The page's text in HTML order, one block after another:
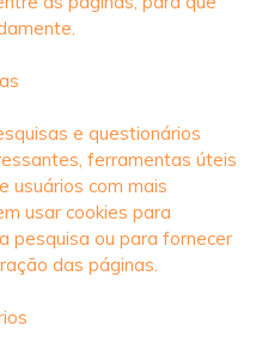
e questionários
ferramentas úteis
usuários com mais
usar cookies para
pesquisa ou para fornecer
das páginas.